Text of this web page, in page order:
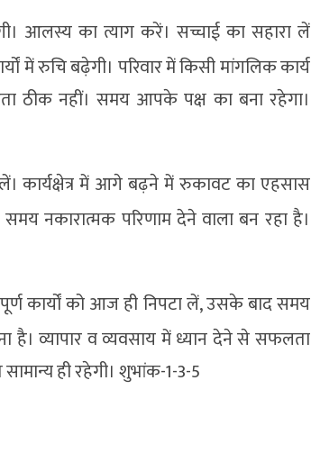
आलस्य का त्याग करें। सच्चाई का सहारा लें
में रुचि बढ़ेगी। परिवार में किसी मांगलिक कार्य
ठीक नहीं। समय आपके पक्ष का बना रहेगा।
कार्यक्षेत्र में आगे बढ़ने में रुकावट का एहसास
नकारात्मक परिणाम देने वाला बन रहा है।
कार्यों को आज ही निपटा लें, उसके बाद समय
है। व्यापार व व्यवसाय में ध्यान देने से सफलता
ही रहेगी। शुभांक-1-3-5